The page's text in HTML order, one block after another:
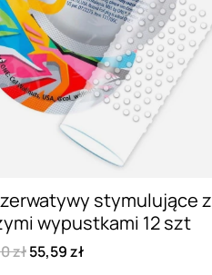
stymulujące z
wypustkami 12 szt
zł55,59 zł